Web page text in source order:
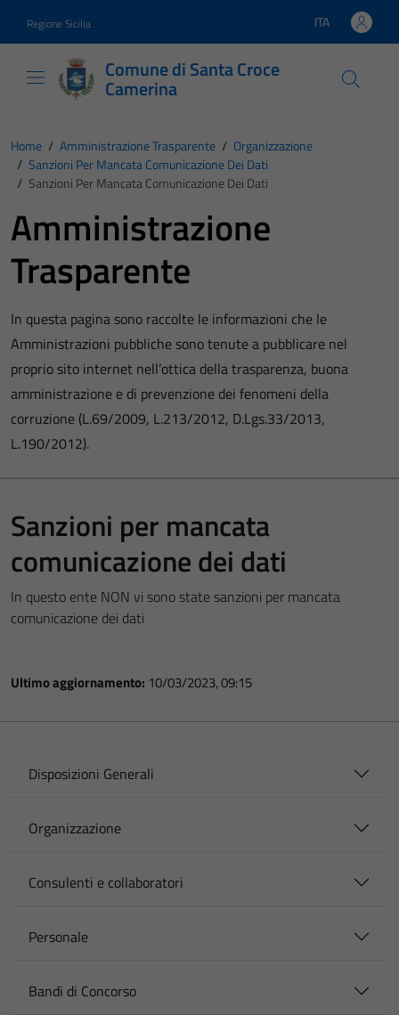
Regione Sicilia Lingua attiva:
ITA
Comune di Santa Croce
Camerina
Home / Amministrazione Trasparente / Organizzazione
/ Sanzioni Per Mancata Comunicazione Dei Dati
/ Sanzioni Per Mancata Comunicazione Dei Dati
Amministrazione
Trasparente
In questa pagina sono raccolte le informazioni che le
Amministrazioni pubbliche sono tenute a pubblicare nel
proprio sito internet nell’ottica della trasparenza, buona
amministrazione e di prevenzione dei fenomeni della
corruzione (L.69/2009, L.213/2012, D.Lgs.33/2013,
L.190/2012).
Sanzioni per mancata
comunicazione dei dati
In questo ente NON vi sono state sanzioni per mancata
comunicazione dei dati
Ultimo aggiornamento: 10/03/2023, 09:15
Disposizioni Generali
Organizzazione
Consulenti e collaboratori
Personale
Bandi di Concorso